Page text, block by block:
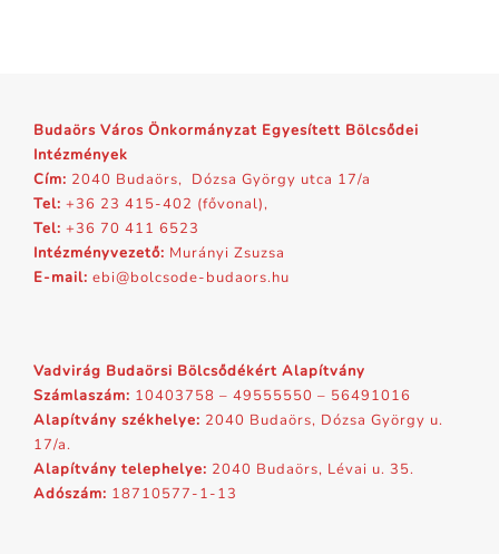
Budaörs Város Önkormányzat Egyesített Bölcsődei
Intézmények
Cím: 2040 Budaörs, Dózsa György utca 17/a
Tel: +36 23 415-402 (fővonal),
Tel: +36 70 411 6523
Intézményvezető: Murányi Zsuzsa
E-mail: ebi@bolcsode-budaors.hu
Vadvirág Budaörsi Bölcsődékért Alapítvány
Számlaszám: 10403758 – 49555550 – 56491016
Alapítvány székhelye: 2040 Budaörs, Dózsa György u.
17/a.
Alapítvány telephelye: 2040 Budaörs, Lévai u. 35.
Adószám: 18710577-1-13